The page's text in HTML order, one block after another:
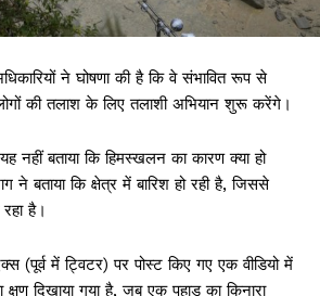
ने घोषणा की है कि वे संभावित रूप से
की तलाश के लिए तलाशी अभियान शुरू करेंगे।
नहीं बताया कि हिमस्खलन का कारण क्या हो
ने बताया कि क्षेत्र में बारिश हो रही है, जिससे
है।
(पूर्व में ट्विटर) पर पोस्ट किए गए एक वीडियो में
दिखाया गया है, जब एक पहाड़ का किनारा